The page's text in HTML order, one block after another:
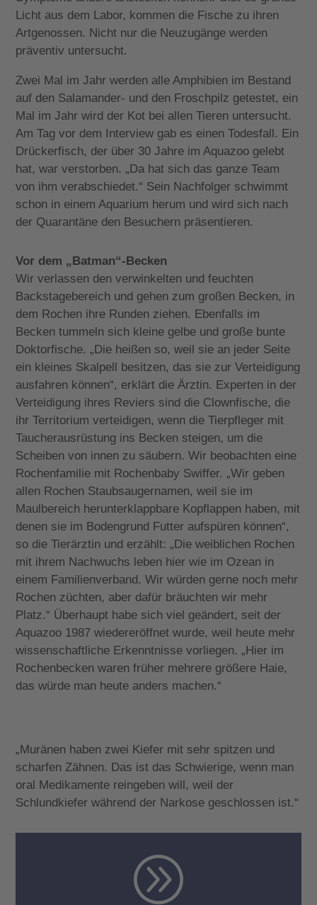
Licht aus dem Labor, kommen die Fische zu ihren
Artgenossen. Nicht nur die Neuzugänge werden
präventiv untersucht.
Zwei Mal im Jahr werden alle Amphibien im Bestand
auf den Salamander- und den Froschpilz getestet, ein
Mal im Jahr wird der Kot bei allen Tieren untersucht.
Am Tag vor dem Interview gab es einen Todesfall. Ein
Drückerfisch, der über 30 Jahre im Aquazoo gelebt
hat, war verstorben. „Da hat sich das ganze Team
von ihm verabschiedet.“ Sein Nachfolger schwimmt
schon in einem Aquarium herum und wird sich nach
der Quarantäne den Besuchern präsentieren.
Vor dem „Batman“-Becken
Wir verlassen den verwinkelten und feuchten
Backstagebereich und gehen zum großen Becken, in
dem Rochen ihre Runden ziehen. Ebenfalls im
Becken tummeln sich kleine gelbe und große bunte
Doktorfische. „Die heißen so, weil sie an jeder Seite
ein kleines Skalpell besitzen, das sie zur Verteidigung
ausfahren können“, erklärt die Ärztin. Experten in der
Verteidigung ihres Reviers sind die Clownfische, die
ihr Territorium verteidigen, wenn die Tierpfleger mit
Taucherausrüstung ins Becken steigen, um die
Scheiben von innen zu säubern. Wir beobachten eine
Rochenfamilie mit Rochenbaby Swiffer. „Wir geben
allen Rochen Staubsaugernamen, weil sie im
Maulbereich herunterklappbare Kopflappen haben, mit
denen sie im Bodengrund Futter aufspüren können“,
so die Tierärztin und erzählt: „Die weiblichen Rochen
mit ihrem Nachwuchs leben hier wie im Ozean in
einem Familienverband. Wir würden gerne noch mehr
Rochen züchten, aber dafür bräuchten wir mehr
Platz.“ Überhaupt habe sich viel geändert, seit der
Aquazoo 1987 wiedereröffnet wurde, weil heute mehr
wissenschaftliche Erkenntnisse vorliegen. „Hier im
Rochenbecken waren früher mehrere größere Haie,
das würde man heute anders machen.“
„Muränen haben zwei Kiefer mit sehr spitzen und
scharfen Zähnen. Das ist das Schwierige, wenn man
oral Medikamente reingeben will, weil der
Schlundkiefer während der Narkose geschlossen ist.“
A